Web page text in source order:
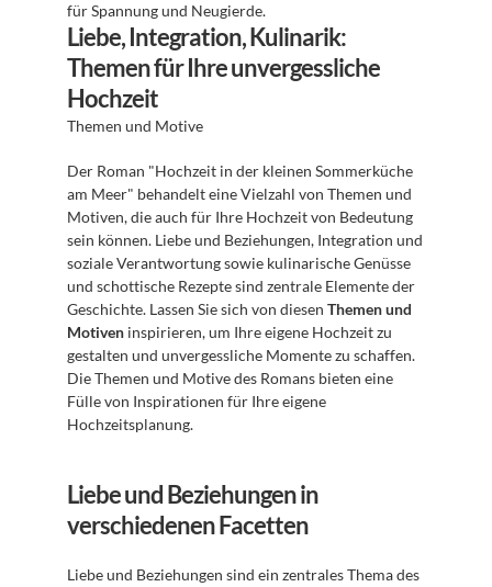
für Spannung und Neugierde.
Liebe, Integration, Kulinarik:
Themen für Ihre unvergessliche
Hochzeit
Themen und Motive
Der Roman "Hochzeit in der kleinen Sommerküche
am Meer" behandelt eine Vielzahl von Themen und
Motiven, die auch für Ihre Hochzeit von Bedeutung
sein können. Liebe und Beziehungen, Integration und
soziale Verantwortung sowie kulinarische Genüsse
und schottische Rezepte sind zentrale Elemente der
Geschichte. Lassen Sie sich von diesen Themen und
Motiven inspirieren, um Ihre eigene Hochzeit zu
gestalten und unvergessliche Momente zu schaffen.
Die Themen und Motive des Romans bieten eine
Fülle von Inspirationen für Ihre eigene
Hochzeitsplanung.
Liebe und Beziehungen in
verschiedenen Facetten
Liebe und Beziehungen sind ein zentrales Thema des